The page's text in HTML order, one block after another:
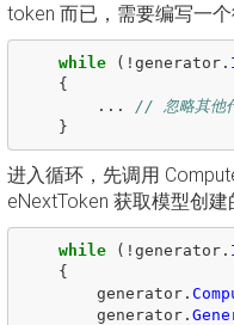
token 而已，需要编写一
while (! generator.
{
...
// 忽略其他
}
进入循环，先调用
eNextToken 获取模型创
while (! generator.
{
generator.
generator.